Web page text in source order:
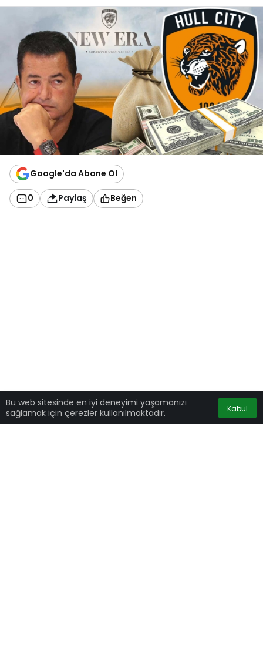
Google'da Abone Ol
0 Paylaş Beğen
Bu web sitesinde en iyi deneyimi yaşamanızı
sağlamak için çerezler kullanılmaktadır.
Kabul